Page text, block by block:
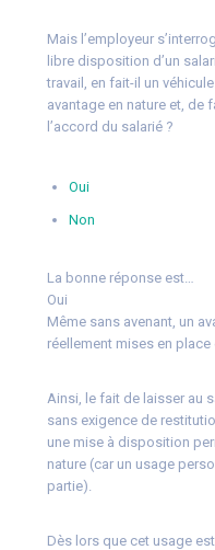
Mais l’employeur
libre disposition d’un
travail, en fait-il un
avantage en nature et, de
l’accord du salarié ?
Oui
Non
La bonne réponse est…
Oui
Même sans avenant, un
réellement mises en place
Ainsi, le fait de laisser au
sans exigence de
une mise à disposition
nature (car un usage
partie).
Dès lors que cet usage